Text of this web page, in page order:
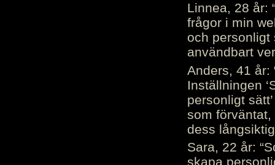
Linnea, 28 år:
frågor i min
och personligt
användbart
Anders, 41 år:
Inställningen
personligt
som
dess
Sara, 22 år:
skapa